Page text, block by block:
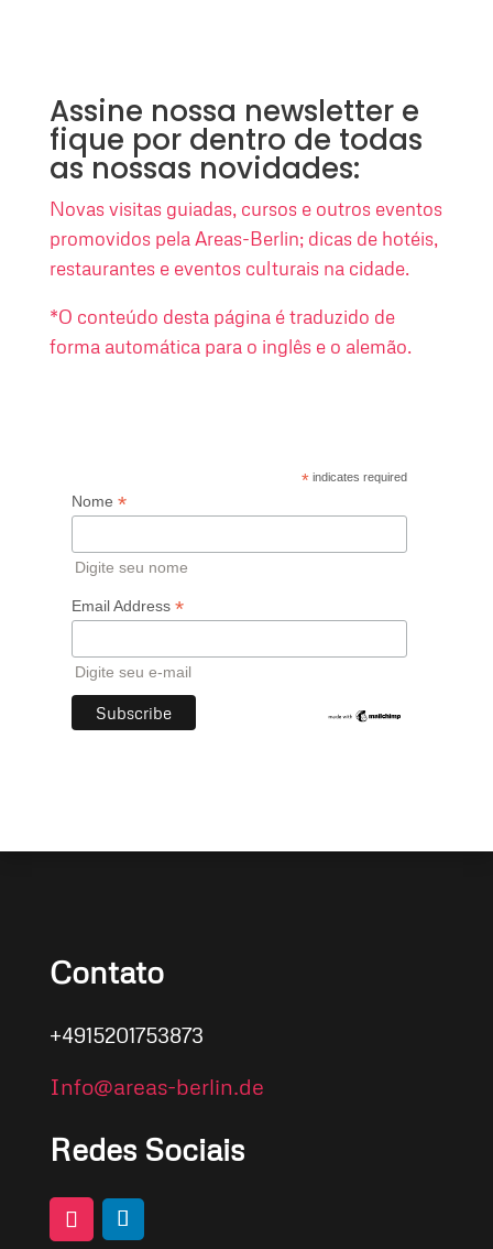
Assine nossa newsletter e
fique por dentro de todas
as nossas novidades:
Novas visitas guiadas, cursos e outros eventos
promovidos pela Areas-Berlin; dicas de hotéis,
restaurantes e eventos culturais na cidade.
*O conteúdo desta página é traduzido de
forma automática para o inglês e o alemão.
* indicates required
Nome *
Digite seu nome
Email Address *
Digite seu e-mail
Contato
+4915201753873
Info@areas-berlin.de
Redes Sociais